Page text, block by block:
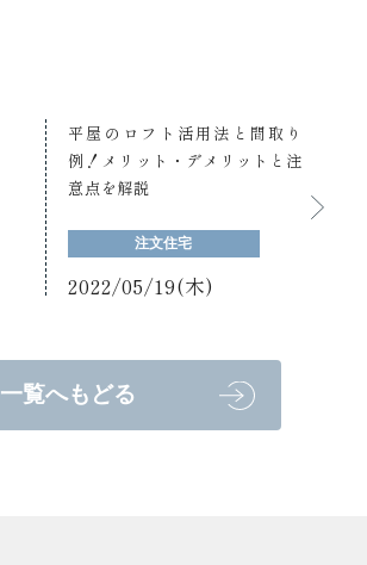
平屋のロフト活用法と間取り
例！メリット・デメリットと注
意点を解説
注文住宅
2022/05/19(木)
一覧へもどる